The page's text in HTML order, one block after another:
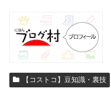
【コストコ】豆知識・裏技